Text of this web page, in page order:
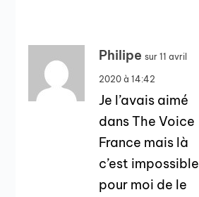
Philipe sur 11 avril
2020 à 14:42
Je l’avais aimé
dans The Voice
France mais là
c’est impossible
pour moi de le